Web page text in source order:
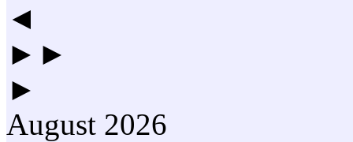
◄
►►
►
August 2026